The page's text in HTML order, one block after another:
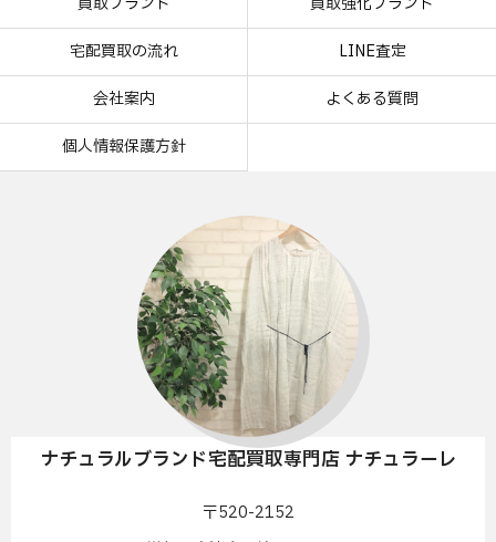
宅配買取の流れ LINE査定
会社案内 よくある質問
個人情報保護方針
ナチュラルブランド宅配買取専門店 ナチュラーレ
〒520-2152